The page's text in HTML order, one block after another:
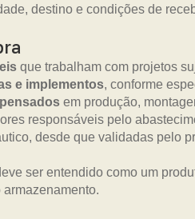
destino e condições de
que trabalham com projetos
e implementos, conforme
em produção,
responsáveis pelo
desde que validadas pelo
ser entendido como um